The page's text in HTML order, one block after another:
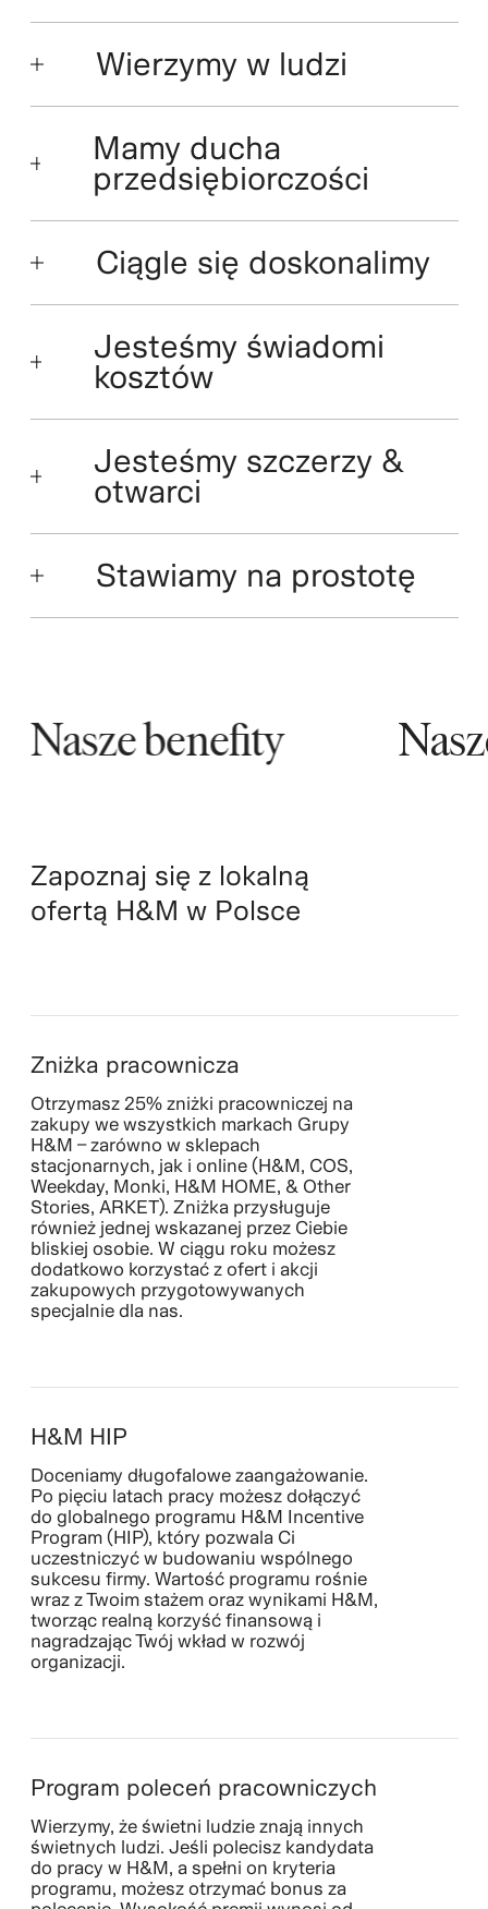
Wierzymy w ludzi
Mamy ducha
przedsiębiorczości
Ciągle się doskonalimy
Jesteśmy świadomi
kosztów
Jesteśmy szczerzy &
otwarci
Stawiamy na prostotę
Nasze benefity
Zapoznaj się z lokalną
ofertą H&M w Polsce
Zniżka pracownicza
Otrzymasz 25% zniżki pracowniczej na
zakupy we wszystkich markach Grupy
H&M – zarówno w sklepach
stacjonarnych, jak i online (H&M, COS,
Weekday, Monki, H&M HOME, & Other
Stories, ARKET). Zniżka przysługuje
również jednej wskazanej przez Ciebie
bliskiej osobie. W ciągu roku możesz
dodatkowo korzystać z ofert i akcji
zakupowych przygotowywanych
specjalnie dla nas.
H&M HIP
Doceniamy długofalowe zaangażowanie.
Po pięciu latach pracy możesz dołączyć
do globalnego programu H&M Incentive
Program (HIP), który pozwala Ci
uczestniczyć w budowaniu wspólnego
sukcesu firmy. Wartość programu rośnie
wraz z Twoim stażem oraz wynikami H&M,
tworząc realną korzyść finansową i
nagradzając Twój wkład w rozwój
organizacji.
Program poleceń pracowniczych
Wierzymy, że świetni ludzie znają innych
świetnych ludzi. Jeśli polecisz kandydata
do pracy w H&M, a spełni on kryteria
programu, możesz otrzymać bonus za